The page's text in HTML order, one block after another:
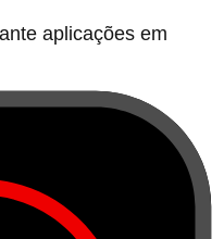
aplicações em